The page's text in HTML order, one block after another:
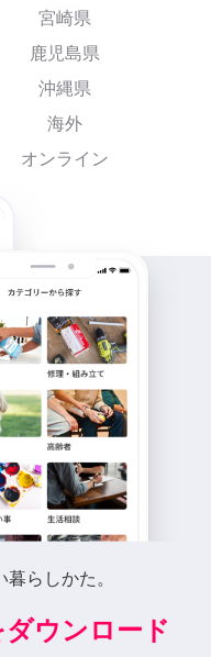
宮崎県
鹿児島県
沖縄県
海外
オンライン
らしかた。
ウンロード